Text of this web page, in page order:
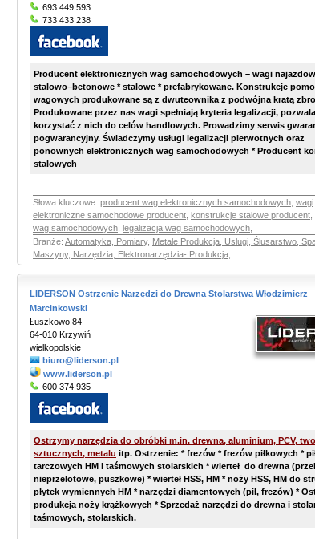
693 449 593
733 433 238
Producent elektronicznych wag samochodowych – wagi
stalowo–betonowe * stalowe * prefabrykowane. Konstrukcje
wagowych produkowane są z dwuteownika z podwójna kratą
Produkowane przez nas wagi spełniają kryteria legalizacji,
korzystać z nich do celów handlowych. Prowadzimy serwis
pogwarancyjny. Świadczymy usługi legalizacji pierwotnych oraz
ponownych elektronicznych wag samochodowych * Producent
stalowych
Słowa kluczowe: producent wag elektronicznych samochodowych wagi
elektroniczne samochodowe producent konstrukcje stalowe producent
wag samochodowych legalizacja wag samochodowych
Branże: Automatyka, Pomiary, Metale Produkcja, Usługi, Ślusarstwo,
Maszyny, Narzędzia, Elektronarzędzia- Produkcja
LIDERSON Ostrzenie Narzędzi do Drewna Stolarstwa Włodzimierz
Marcinkowski
Łuszkowo 84
64-010 Krzywiń
wielkopolskie
biuro@liderson.pl
www.liderson.pl
600 374 935
Ostrzymy narzędzia do obróbki m.in. drewna, aluminium, PCV,
sztucznych, metalu itp. Ostrzenie: * frezów * frezów piłkowych *
tarczowych HM i taśmowych stolarskich * wierteł do drewna
nieprzelotowe, puszkowe) * wierteł HSS, HM * noży HSS, HM do
płytek wymiennych HM * narzędzi diamentowych (pił, frezów) *
produkcja noży krążkowych * Sprzedaż narzędzi do drewna i
taśmowych, stolarskich.